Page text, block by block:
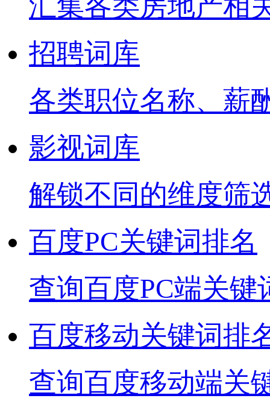
招聘词库
各类职位名称、薪
影视词库
解锁不同的维度筛
百度PC关键词排名
查询百度PC端关键
百度移动关键词排
查询百度移动端关